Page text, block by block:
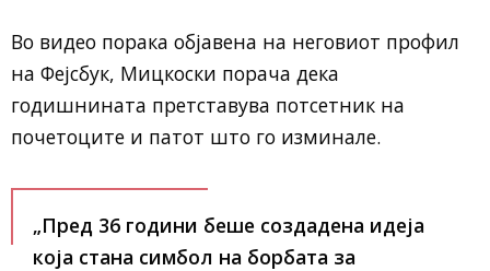
Во видео порака објавена на неговиот профил
на Фејсбук, Мицкоски порача дека
годишнината претставува потсетник на
почетоците и патот што го изминале.
„Пред 36 години беше создадена идеја
која стана симбол на борбата за